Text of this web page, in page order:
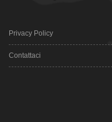
Privacy Policy
Contattaci